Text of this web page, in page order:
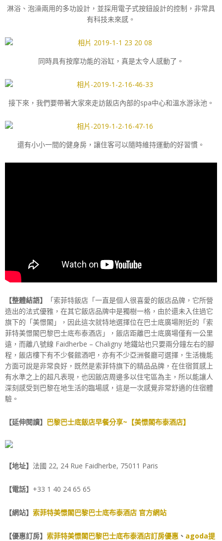
淋浴、泡澡兩用的多功設計，並採用電子式按鈕設計的控制，非常具
有科技未來感。
同時具有按摩功能的浴缸，真是太令人感動了。
接下來，我們要帶著大家來走訪飯店內部的spa中心和溫水游泳池。
還有小小一間的健身房，讓住客可以隨時維持運動的好習慣。
【整體結語】
「索菲特飯店「一直是個人很喜愛的飯店品牌，它所營
造出的法式優雅，在其它飯店品牌中是獨樹一格，由於還未入住過它
旗下的「美憬閣」，因此這次就特地選擇位在巴士底廣場附近的「索
菲特美憬閣巴黎巴士底布泰酒店」，飯店距離巴士底廣場僅有一公里
遠，而離八號線 Faidherbe – Chaligny 地鐵站也只要兩分鐘左右的腳
程，飯店樓下有不少餐館酒吧，亦有不少亞洲餐廳可選擇，生活機能
方面可說是非常良好，既然是索菲特旗下的精品品牌，在住宿質感上
有水準之上的超凡表現，也因飯店周邊多以住宅區為主，所以能讓人
深刻感受到巴黎在地生活的臨場感，這是一次感覺非常舒適的住宿體
驗。
【延伸閱讀】 巴黎巴士底飯店早餐分享~【美憬閣布泰酒店】
【地址】 法國 22, 24 Rue Faidherbe, 75011 Paris
【電話】 +33 1 40 24 65 65
【網站】 索菲特美憬閣巴黎巴士底布泰酒店 官方網站
【優惠訂房】 索菲特美憬閣巴黎巴士底布泰酒店訂房優惠 、 agoda提